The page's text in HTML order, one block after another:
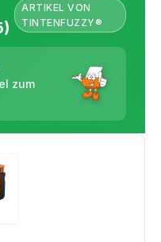
ARTIKEL VON
TINTENFUZZY®
zum